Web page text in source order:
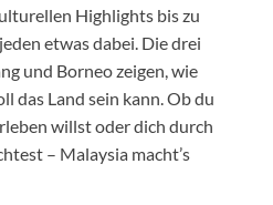
Highlights bis zu
etwas dabei. Die drei
und Borneo zeigen, wie
das Land sein kann. Ob du
willst oder dich durch
– Malaysia macht’s